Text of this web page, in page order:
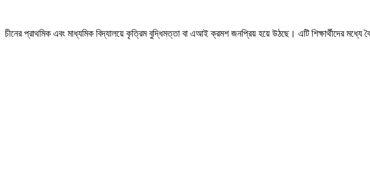
চীনের প্রাথমিক এবং মাধ্যমিক বিদ্যালয়ে কৃত্রিম বুদ্ধিমত্তা বা এআই ক্রমশ জনপ্রিয় হয়ে উঠছে। এটি শিক্ষার্থীদের মধ্যে